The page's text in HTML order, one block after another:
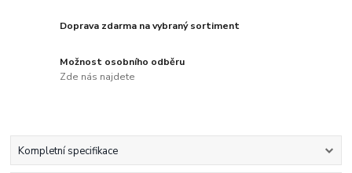
Doprava zdarma na vybraný sortiment
Možnost osobního odběru
Zde nás najdete
Kompletní specifikace